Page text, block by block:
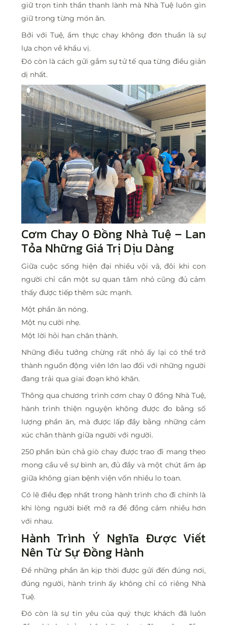
giữ trọn tinh thần thanh lành mà Nhà Tuệ luôn gìn
giữ trong từng món ăn.
Bởi với Tuệ, ẩm thực chay không đơn thuần là sự
lựa chọn về khẩu vị.
Đó còn là cách gửi gắm sự tử tế qua từng điều giản
dị nhất.
Cơm Chay 0 Đồng Nhà Tuệ – Lan
Tỏa Những Giá Trị Dịu Dàng
Giữa cuộc sống hiện đại nhiều vội vã, đôi khi con
người chỉ cần một sự quan tâm nhỏ cũng đủ cảm
thấy được tiếp thêm sức mạnh.
Một phần ăn nóng.
Một nụ cười nhẹ.
Một lời hỏi han chân thành.
Những điều tưởng chừng rất nhỏ ấy lại có thể trở
thành nguồn động viên lớn lao đối với những người
đang trải qua giai đoạn khó khăn.
Thông qua chương trình cơm chay 0 đồng Nhà Tuệ,
hành trình thiện nguyện không được đo bằng số
lượng phần ăn, mà được lấp đầy bằng những cảm
xúc chân thành giữa người với người.
250 phần bún chả giò chay được trao đi mang theo
mong cầu về sự bình an, đủ đầy và một chút ấm áp
giữa không gian bệnh viện vốn nhiều lo toan.
Có lẽ điều đẹp nhất trong hành trình cho đi chính là
khi lòng người biết mở ra để đồng cảm nhiều hơn
với nhau.
Hành Trình Ý Nghĩa Được Viết
Nên Từ Sự Đồng Hành
Để những phần ăn kịp thời được gửi đến đúng nơi,
đúng người, hành trình ấy không chỉ có riêng Nhà
Tuệ.
Đó còn là sự tin yêu của quý thực khách đã luôn